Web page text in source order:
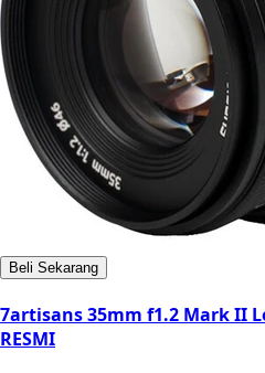
Beli Sekarang
7artisans 35mm f1.2 Mark II
RESMI